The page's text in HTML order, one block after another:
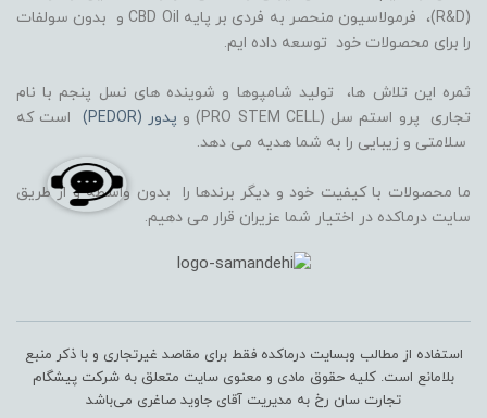
(R&D)، فرمولاسیون منحصر به فردی بر پایه CBD Oil و بدون سولفات
را برای محصولات خود توسعه داده ایم.
ثمره این تلاش ها، تولید شامپوها و شوینده های نسل پنجم با نام
تجاری پرو استم سل (PRO STEM CELL) و
پدور (PEDOR)
است که
سلامتی و زیبایی را به شما هدیه می دهد.
ما محصولات با کیفیت خود و دیگر برندها را بدون واسطه و از طریق
سایت درماکده در اختیار شما عزیران قرار می دهیم.
استفاده از مطالب وبسایت درماکده فقط برای مقاصد غیرتجاری و با ذکر منبع
بلامانع است. کلیه حقوق مادی و معنوی سایت متعلق به شرکت پیشگام
تجارت سان رخ به مدیریت آقای جاوید صاغری می‌باشد